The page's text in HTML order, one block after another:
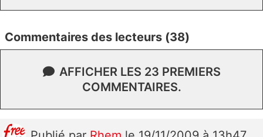
Commentaires des lecteurs (38)
AFFICHER LES 23 PREMIERS
COMMENTAIRES.